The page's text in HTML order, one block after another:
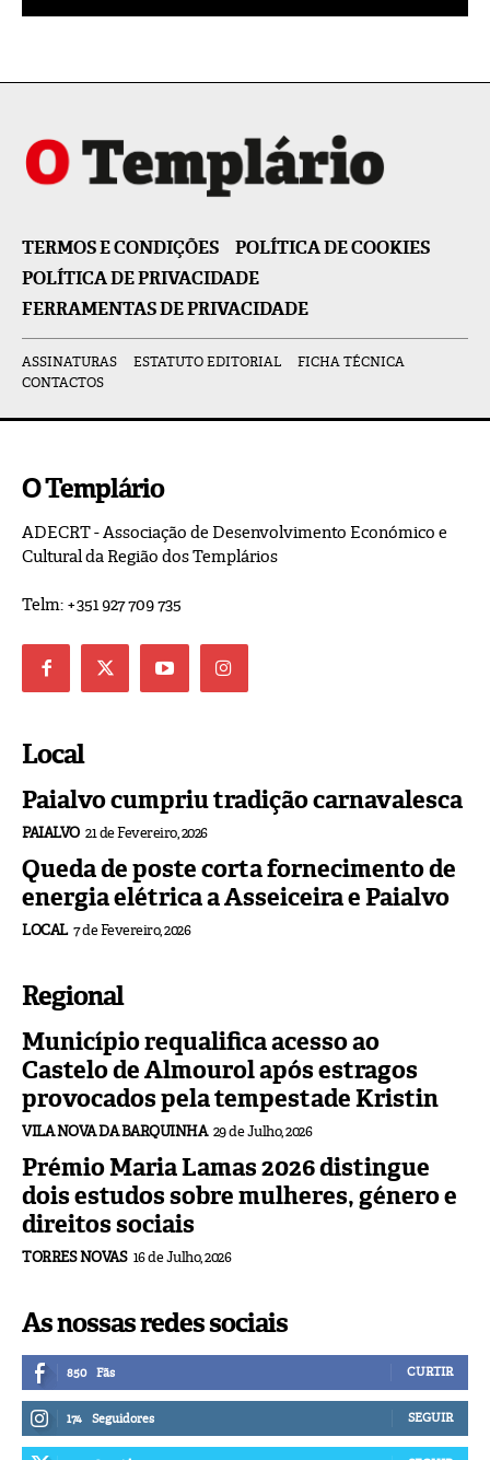
TERMOS E CONDIÇÕES
POLÍTICA DE COOKIES
POLÍTICA DE PRIVACIDADE
FERRAMENTAS DE PRIVACIDADE
ASSINATURAS ESTATUTO EDITORIAL
FICHA TÉCNICA
CONTACTOS
O Templário
ADECRT - Associação de Desenvolvimento Económico e
Cultural da Região dos Templários
Telm: +351 927 709 735
Local
Paialvo cumpriu tradição carnavalesca
PAIALVO 21 de Fevereiro, 2026
Queda de poste corta fornecimento de
energia elétrica a Asseiceira e Paialvo
LOCAL 7 de Fevereiro, 2026
Regional
Município requalifica acesso ao
Castelo de Almourol após estragos
provocados pela tempestade Kristin
VILA NOVA DA BARQUINHA 29 de Julho, 2026
Prémio Maria Lamas 2026 distingue
dois estudos sobre mulheres, género e
direitos sociais
TORRES NOVAS 16 de Julho, 2026
As nossas redes sociais
850 Fãs CURTIR
174 Seguidores SEGUIR